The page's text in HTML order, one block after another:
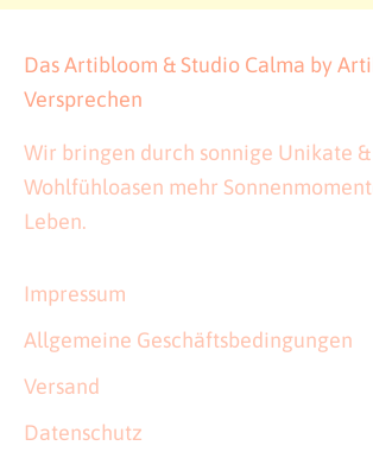
Das Artibloom & Studio Calma by
Versprechen
Wir bringen durch sonnige Unikate &
Wohlfühloasen mehr
Leben.
Impressum
Allgemeine Geschäftsbedingungen
Versand
Datenschutz